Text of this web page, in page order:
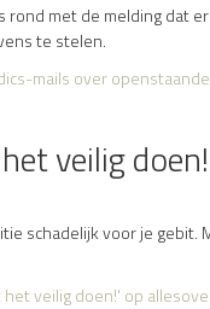
rond met de melding
te stelen.
mails over
veilig doen!
schadelijk voor je
het veilig doen!' op